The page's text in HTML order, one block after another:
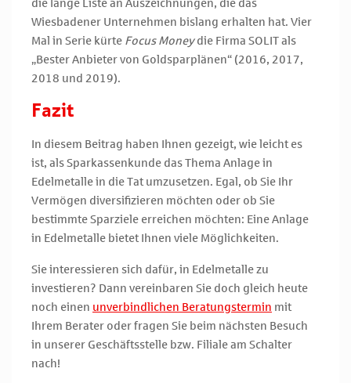
die lange Liste an Auszeichnungen, die das
Wiesbadener Unternehmen bislang erhalten hat. Vier
Mal in Serie kürte Focus Moneydie Firma SOLIT als
„Bester Anbieter von Goldsparplänen“ (2016, 2017,
2018 und 2019).
Fazit
In diesem Beitrag haben Ihnen gezeigt, wie leicht es
ist, als Sparkassenkunde das Thema Anlage in
Edelmetalle in die Tat umzusetzen. Egal, ob Sie Ihr
Vermögen diversifizieren möchten oder ob Sie
bestimmte Sparziele erreichen möchten: Eine Anlage
in Edelmetalle bietet Ihnen viele Möglichkeiten.
Sie interessieren sich dafür, in Edelmetalle zu
investieren? Dann vereinbaren Sie doch gleich heute
noch einen unverbindlichen Beratungstermin mit
Ihrem Berater oder fragen Sie beim nächsten Besuch
in unserer Geschäftsstelle bzw. Filiale am Schalter
nach!